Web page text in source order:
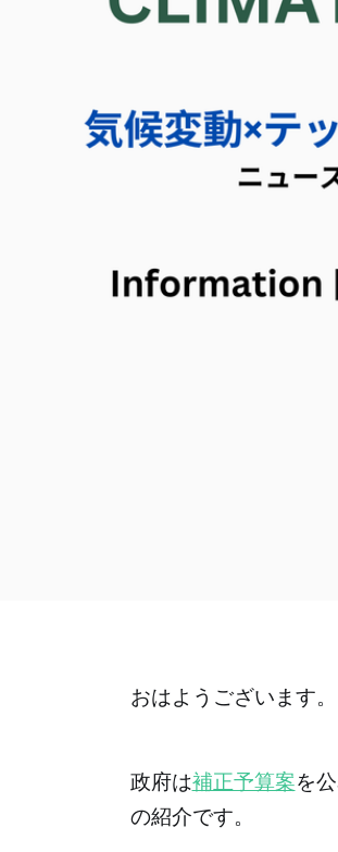
おはようございます。
政府は補正予算案を
の紹介です。